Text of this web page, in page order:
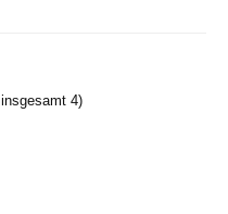
4)